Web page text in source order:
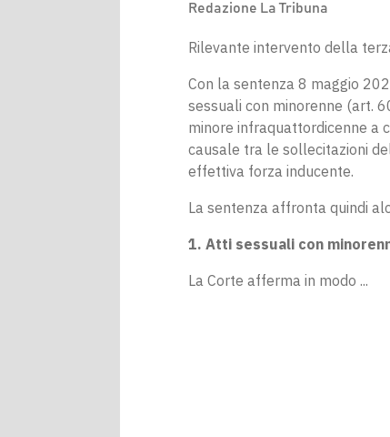
Redazione La Tribuna
Rilevante intervento della
Con la sentenza 8 maggio
sessuali con minorenne (art.
minore infraquattordicenne a
causale tra le sollecitazioni
effettiva forza inducente.
La sentenza affronta quindi
1. Atti sessuali con
La Corte afferma in modo ...